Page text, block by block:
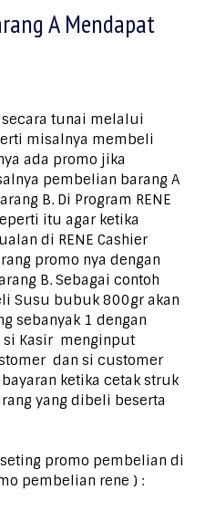
A Mendapat
tunai melalui
misalnya membeli
ada promo jika
pembelian barang A
B. Di Program RENE
itu agar ketika
di RENE Cashier
promo nya dengan
B. Sebagai contoh
Susu bubuk 800gr akan
sebanyak 1 dengan
Kasir menginput
dan si customer
ketika cetak struk
yang dibeli beserta
promo pembelian di
pembelian rene ) :